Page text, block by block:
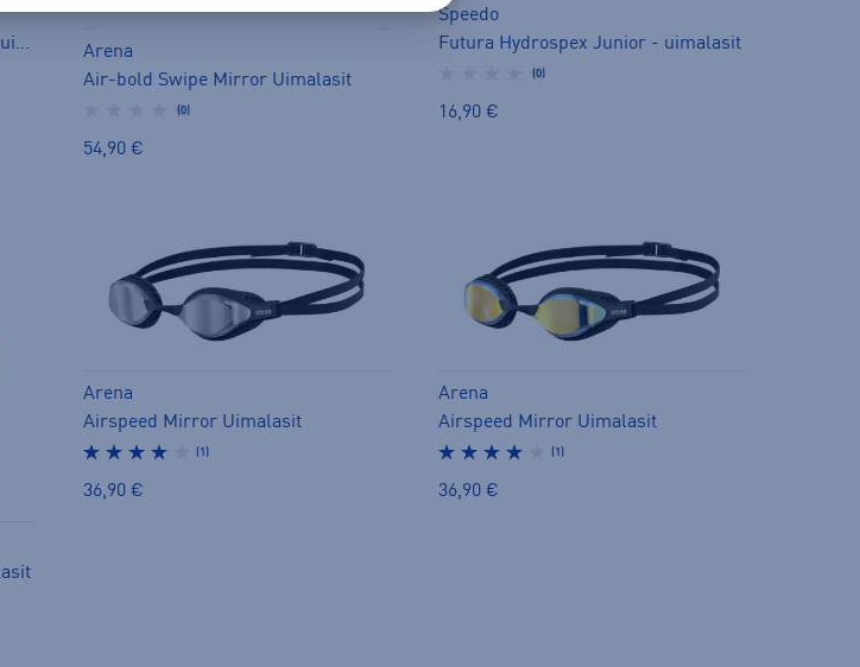
Fastskin Speedsocket 2 Mirror - uimalasit
Arena
Air-bold Swipe Mirror Uimalasit
(0)
54,90 €
Speedo
Futura Hydrospex Junior - uimalasit
(0)
16,90 €
Arena
Airspeed Mirror Uimalasit
(1)
36,90 €
Arena
Airspeed Mirror Uimalasit
(1)
36,90 €